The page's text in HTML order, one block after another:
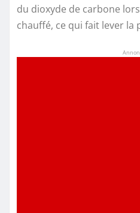
du dioxyde de carbone
chauffé, ce qui fait lever la